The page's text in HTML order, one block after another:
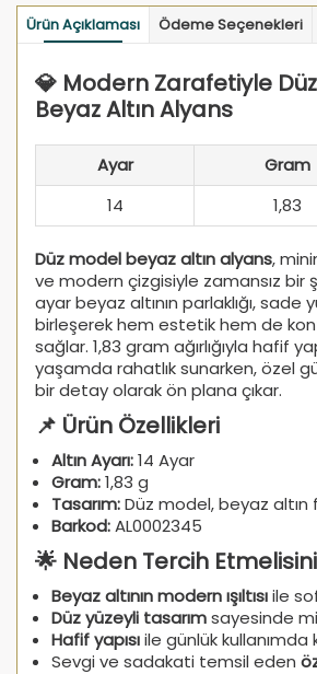
Ürün Açıklaması Ödeme Seçenekleri
💎 Modern Zarafetiyle
Beyaz Altın Alyans
Ayar
Gram
14
1,83
Düz model beyaz altın alyans,
ve modern çizgisiyle zamansız bir
ayar beyaz altının parlaklığı, sade
birleşerek hem estetik hem de
sağlar. 1,83 gram ağırlığıyla hafif
yaşamda rahatlık sunarken, özel
bir detay olarak ön plana çıkar.
📌 Ürün Özellikleri
Altın Ayarı:14 Ayar
Gram:1,83 g
Tasarım:Düz model, beyaz altın
Barkod:AL0002345
🌟 Neden Tercih
Beyaz altının modern ışıltısıile
Düz yüzeyli tasarımsayesinde
Hafif yapısıile günlük kullanımda
Sevgi ve sadakati temsil eden